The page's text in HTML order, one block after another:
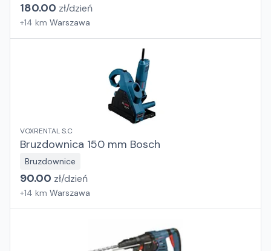
180.00 zł/dzień
+14 km Warszawa
VOXRENTAL S.C
Bruzdownica 150 mm Bosch
Bruzdownice
90.00 zł/dzień
+14 km Warszawa